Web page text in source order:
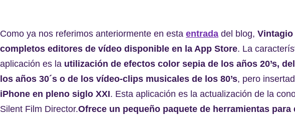
Como ya nos referimos anteriormente en esta entrada del blog, Vintagio
completos editores de vídeo disponible en la App Store. La
aplicación es la utilización de efectos color sepia de los años 20’s,
los años 30´s o de los vídeo-clips musicales de los 80’s, pero
iPhone en pleno siglo XXI. Esta aplicación es la actualización de la
Silent Film Director.Ofrece un pequeño paquete de herramientas